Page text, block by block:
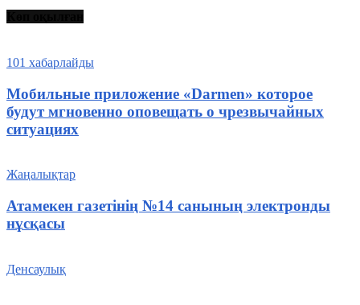
101 хабарлайды
Мобильные приложение «Darmen» которое
будут мгновенно оповещать о чрезвычайных
ситуациях
Жаңалықтар
Атамекен газетінің №14 санының электронды
нұсқасы
Денсаулық